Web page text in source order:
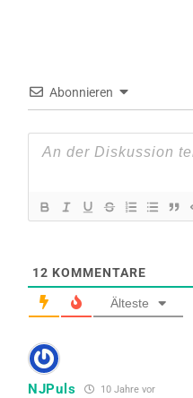
Abonnieren
12 KOMMENTARE
Älteste
NJPuls 10 Jahre vor